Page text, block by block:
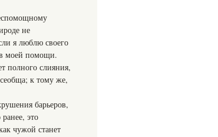
не
я люблю своего
в моей помощи.
полного слияния,
к тому же,
барьеров,
это
чужой станет